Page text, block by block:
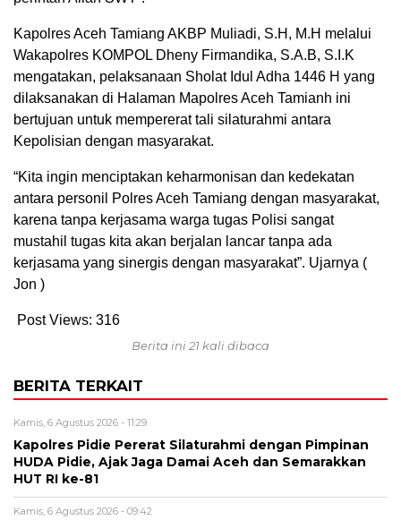
Kapolres Aceh Tamiang AKBP Muliadi, S.H, M.H melalui
Wakapolres KOMPOL Dheny Firmandika, S.A.B, S.I.K
mengatakan, pelaksanaan Sholat Idul Adha 1446 H yang
dilaksanakan di Halaman Mapolres Aceh Tamianh ini
bertujuan untuk mempererat tali silaturahmi antara
Kepolisian dengan masyarakat.
“Kita ingin menciptakan keharmonisan dan kedekatan
antara personil Polres Aceh Tamiang dengan masyarakat,
karena tanpa kerjasama warga tugas Polisi sangat
mustahil tugas kita akan berjalan lancar tanpa ada
kerjasama yang sinergis dengan masyarakat”. Ujarnya (
Jon )
Post Views: 316
Berita ini 21 kali dibaca
BERITA TERKAIT
Kamis, 6 Agustus 2026 - 11:29
Kapolres Pidie Pererat Silaturahmi dengan Pimpinan
HUDA Pidie, Ajak Jaga Damai Aceh dan Semarakkan
HUT RI ke-81
Kamis, 6 Agustus 2026 - 09:42